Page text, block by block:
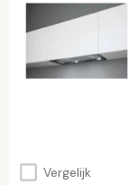
Vergelijk